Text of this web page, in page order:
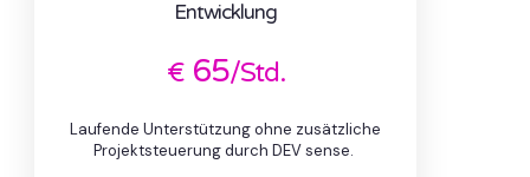
Entwicklung
€65/Std.
Laufende Unterstützung ohne zusätzliche
Projektsteuerung durch DEV sense.